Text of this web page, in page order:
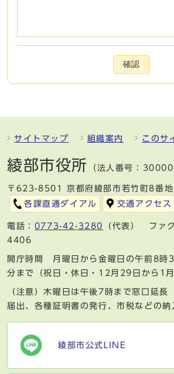
確認
サイトマップ 組織案内 このサ
綾部市役所 （法人番号：
〒623-8501 京都府綾部市若竹町8番地
各課直通ダイアル
交通アクセス
電話： 0773-42-3280
（代表） ファ
4406
開庁時間 月曜日から金曜日の午前8時
分まで（祝日・休日・12月29日から1月
（注意）木曜日は午後7時まで窓口延長
届出、各種証明書の発行、市税などの納
綾部市公式LINE